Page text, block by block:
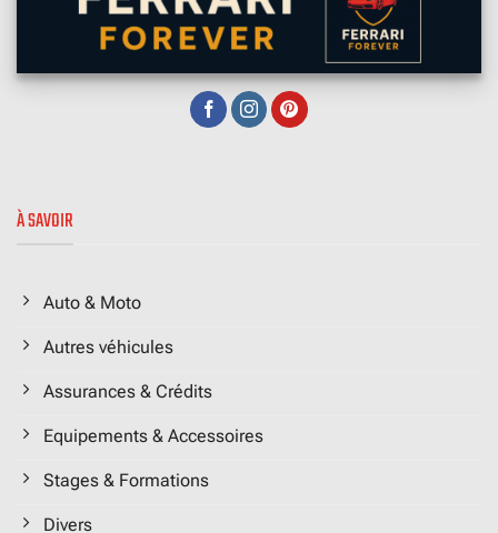
À SAVOIR
Auto & Moto
Autres véhicules
Assurances & Crédits
Equipements & Accessoires
Stages & Formations
Divers